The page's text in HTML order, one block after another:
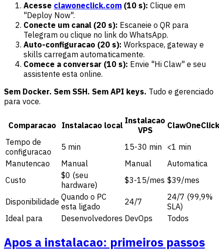
Acesse clawoneclick.com (10 s): Clique em
"Deploy Now".
Conecte um canal (20 s): Escaneie o QR para
Telegram ou clique no link do WhatsApp.
Auto-configuracao (20 s): Workspace, gateway e
skills carregam automaticamente.
Comece a conversar (10 s): Envie "Hi Claw" e seu
assistente esta online.
Sem Docker. Sem SSH. Sem API keys. Tudo e gerenciado
para voce.
Comparacao Instalacao local Instalacao
VPS
ClawOneClick
Tempo de
configuracao
5 min 15-30 min <1 min
Manutencao
Manual Manual
Automatica
Custo
$0 (seu
hardware)
$3-15/mes $39/mes
Disponibilidade Quando o PC
esta ligado
24/7
24/7 (99,9%
SLA)
Ideal para
Desenvolvedores DevOps Todos
Apos a instalacao: primeiros passos